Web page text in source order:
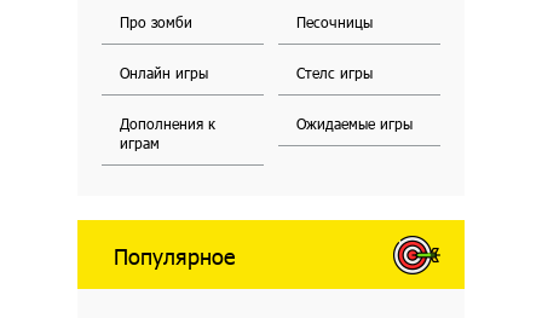
Про зомби Песочницы
Онлайн игры Стелс игры
Дополнения к
играм
Ожидаемые игры
Популярное